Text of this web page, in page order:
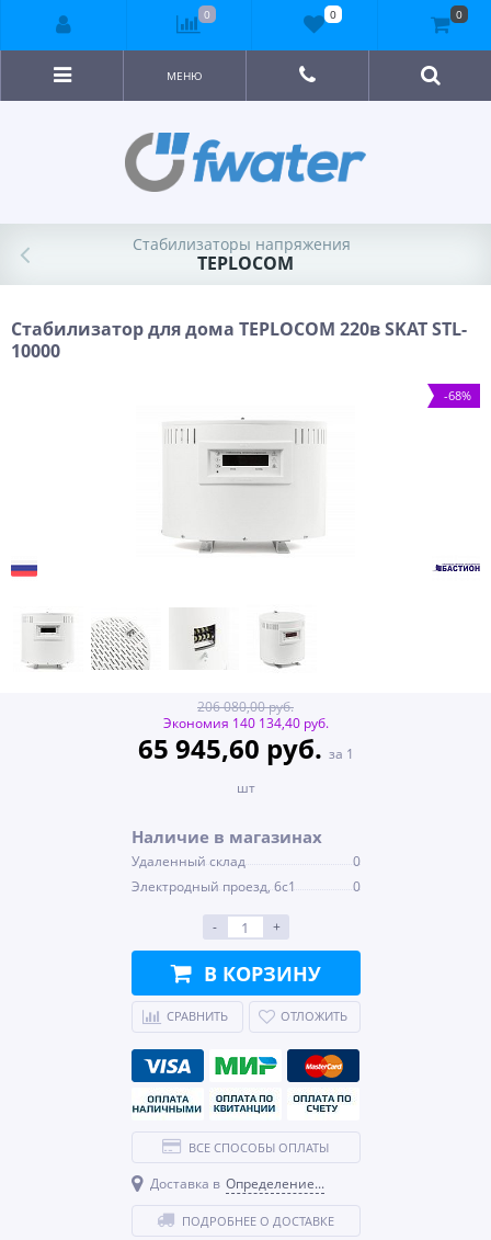
МЕНЮ
Стабилизаторы напряжения
TEPLOCOM
Стабилизатор для дома TEPLOCOM 220в SKAT STL-
10000
-68%
206 080,00 руб.
Экономия 140 134,40 руб.
65 945,60 руб. за 1
шт
Наличие в магазинах
Удаленный склад
0
Электродный проезд, 6с1
0
- +
В КОРЗИНУ
СРАВНИТЬ ОТЛОЖИТЬ
ВСЕ СПОСОБЫ ОПЛАТЫ
Доставка в Определение...
ПОДРОБНЕЕ О ДОСТАВКЕ
0 0 0